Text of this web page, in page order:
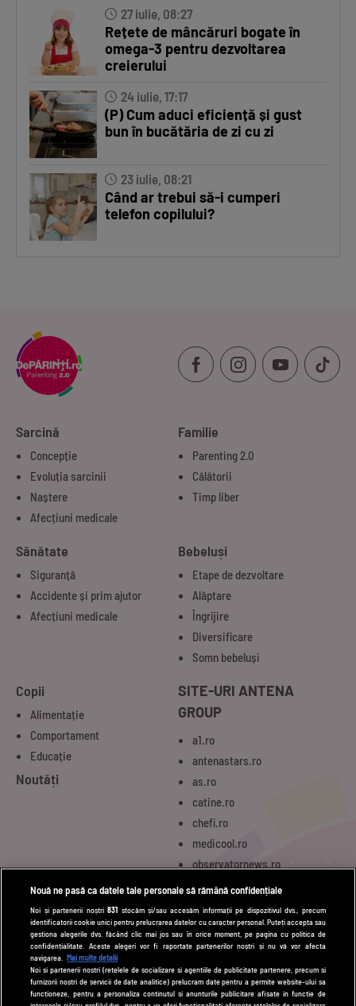
27 iulie, 08:27
Rețete de mâncăruri bogate în
omega-3 pentru dezvoltarea
creierului
24 iulie, 17:17
(P) Cum aduci eficiență și gust
bun în bucătăria de zi cu zi
23 iulie, 08:21
Când ar trebui să-i cumperi
telefon copilului?
Sarcină
Concepție
Evoluția sarcinii
Naștere
Afecțiuni medicale
Familie
Parenting 2.0
Călătorii
Timp liber
Sănătate
Siguranță
Accidente și prim ajutor
Afecțiuni medicale
Bebeluși
Etape de dezvoltare
Alăptare
Îngrijire
Diversificare
Somn bebeluși
Copii
Alimentație
Comportament
Educație
Noutăți
SITE-URI ANTENA
GROUP
a1.ro
antenastars.ro
as.ro
catine.ro
chefi.ro
medicool.ro
observatornews.ro
spynews.ro
tvhappy.ro
useit.ro
zutv.ro
Trends AntenaPLAY
AntenaPLAY
Nouă ne pasă ca datele tale personale să rămână confidențiale
Noi și partenerii noștri831 stocăm și/sau accesăm informații pe dispozitivul dvs., precum
identificatorii cookie unici pentru prelucrarea datelor cu caracter personal. Puteți accepta sau
gestiona alegerile dvs. făcând clic mai jos sau în orice moment, pe pagina cu politica de
confidențialitate. Aceste alegeri vor fi raportate partenerilor noștri și nu vă vor afecta
navigarea.
Mai multe detalii
Noi si partenerii nostri (retelele de socializare si agentiile de publicitate partenere, precum si
furnizorii nostri de servicii de date analitice) prelucram date pentru a permite website-ului sa
functioneze, pentru a personaliza continutul si anunturile publicitare afisate in functie de